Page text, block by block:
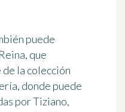
puede
, que
la colección
donde puede
por Tiziano,